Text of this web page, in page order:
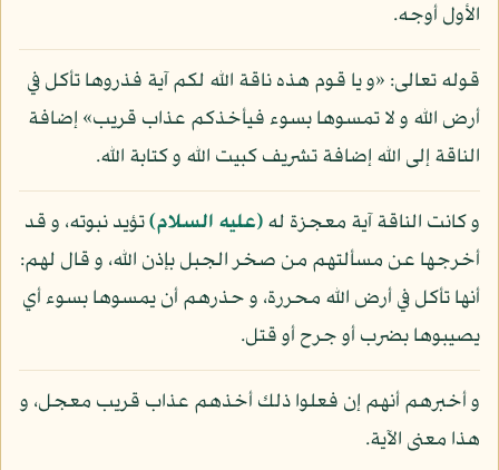
الأول أوجه.
قوله تعالى: «و يا قوم هذه ناقة الله لكم آية فذروها تأكل في
أرض الله و لا تمسوها بسوء فيأخذكم عذاب قريب» إضافة
الناقة إلى الله إضافة تشريف كبيت الله و كتابة الله.
و كانت الناقة آية معجزة له(عليه السلام)تؤيد نبوته، و قد
أخرجها عن مسألتهم من صخر الجبل بإذن الله، و قال لهم:
أنها تأكل في أرض الله محررة، و حذرهم أن يمسوها بسوء أي
يصيبوها بضرب أو جرح أو قتل.
و أخبرهم أنهم إن فعلوا ذلك أخذهم عذاب قريب معجل، و
هذا معنى الآية.